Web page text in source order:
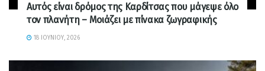
Αυτός είναι δρόμος της Καρδίτσας που μάγεψε όλο
τον πλανήτη – Μοιάζει με πίνακα ζωγραφικής
18 ΙΟΥΝΊΟΥ, 2026